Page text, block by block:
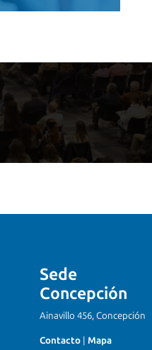
Sede
Concepción
Ainavillo 456, Concepción
Contacto Mapa